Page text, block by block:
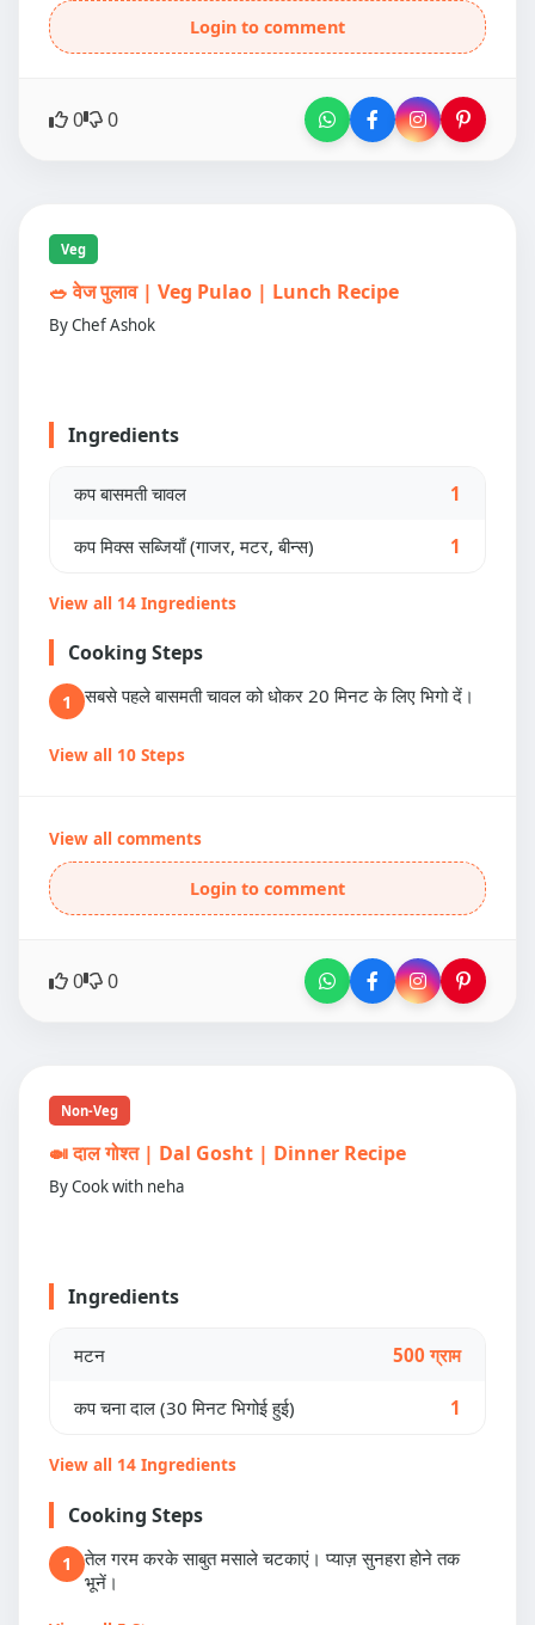
Login to comment
0 0
Veg
🥗 वेज पुलाव | Veg Pulao | Lunch Recipe
By Chef Ashok
Ingredients
कप बासमती चावल 1
कप मिक्स सब्जियाँ (गाजर, मटर, बीन्स) 1
View all 14 Ingredients
Cooking Steps
1 सबसे पहले बासमती चावल को धोकर 20 मिनट के लिए भिगो दें।
View all 10 Steps
View all comments
Login to comment
0 0
Non-Veg
🍛 दाल गोश्त | Dal Gosht | Dinner Recipe
By Cook with neha
Ingredients
मटन 500 ग्राम
कप चना दाल (30 मिनट भिगोई हुई) 1
View all 14 Ingredients
Cooking Steps
1
तेल गरम करके साबुत मसाले चटकाएं। प्याज़ सुनहरा होने तक
भूनें।